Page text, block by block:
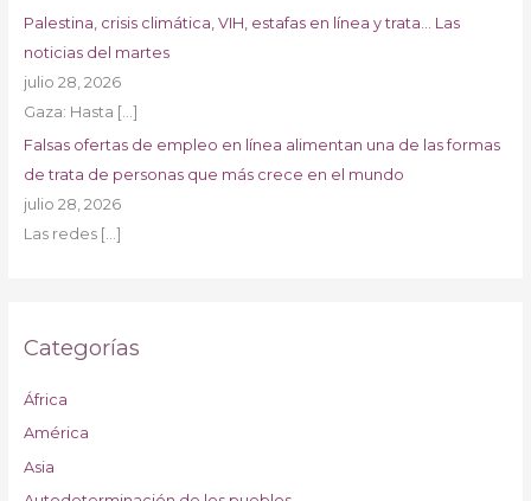
Palestina, crisis climática, VIH, estafas en línea y trata… Las
noticias del martes
julio 28, 2026
Gaza: Hasta […]
Falsas ofertas de empleo en línea alimentan una de las formas
de trata de personas que más crece en el mundo
julio 28, 2026
Las redes […]
Categorías
África
América
Asia